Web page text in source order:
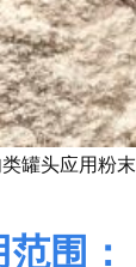
罐头应用粉末
围：